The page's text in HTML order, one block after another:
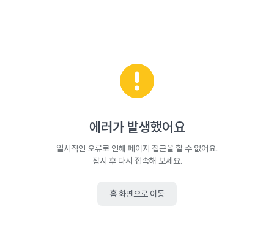
에러가 발생했어요
일시적인 오류로 인해 페이지 접근을 할 수 없어요.
잠시 후 다시 접속해 보세요.
홈 화면으로 이동